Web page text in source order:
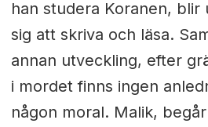
han studera Koranen,
sig att skriva och läsa.
annan utveckling, efter
i mordet finns ingen
någon moral. Malik,